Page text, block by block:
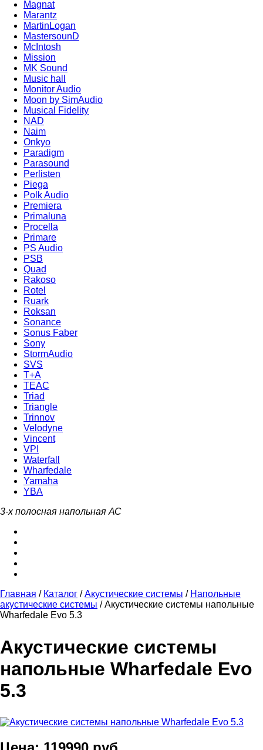
Magnat
Marantz
MartinLogan
MastersounD
McIntosh
Mission
MK Sound
Music hall
Monitor Audio
Moon by SimAudio
Musical Fidelity
NAD
Naim
Onkyo
Paradigm
Parasound
Perlisten
Piega
Polk Audio
Premiera
Primaluna
Procella
Primare
PS Audio
PSB
Quad
Rakoso
Rotel
Ruark
Roksan
Sonance
Sonus Faber
Sony
StormAudio
SVS
T+A
TEAC
Triad
Triangle
Trinnov
Velodyne
Vincent
VPI
Waterfall
Wharfedale
Yamaha
YBA
3-х полосная напольная АС
Главная / Каталог /Акустические системы / Напольные
акустические системы /Акустические системы напольные
Wharfedale Evo 5.3
Акустические системы
напольные Wharfedale Evo
5.3